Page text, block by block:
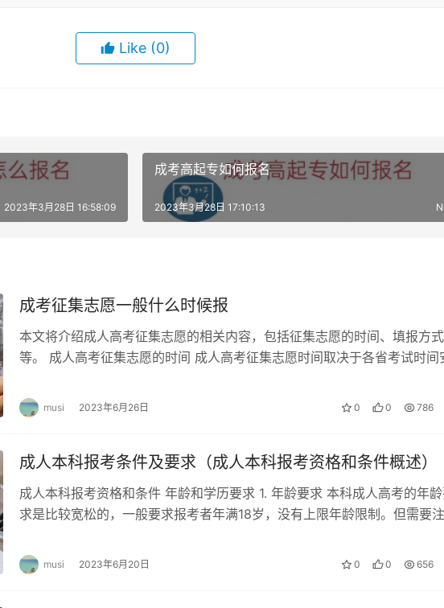
时间内前往指定地点进行现场确认。
缴费完成后才算报名成功。
、大专、本科等。
明、社保流水、居住证等。
入学考试通过后，学制为5年。
名、现场确认以及网上缴费等环节。
构帮助报名。自主报名需在规定时间内填报志愿、并进行审核；寻求机构帮
生需在规定时间内登录所在省份的教育考试院，按照提示完成网上报名、现场
Like (0)
2023年3月28日 16:58:09
成考高起专如何报名
2023年3月28日 17:10:13
成考征集志愿一般什么时候报
本文将介绍成人高考征集志愿的相关内容，包括征集志愿的时间、填报方式
等。 成人高考征集志愿的时间 成人高考征集志愿时间取决于各省考试时间
musi 2023年6月26日 0 0 786
成人本科报考条件及要求（成人本科报考资格和条件概述）
成人本科报考资格和条件 年龄和学历要求 1. 年龄要求 本科成人高考的年
求是比较宽松的，一般要求报考者年满18岁，没有上限年龄限制。但需要
musi 2023年6月20日 0 0 656